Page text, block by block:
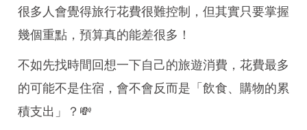
很多人會覺得旅行花費很難控制，但其實只要掌握
幾個重點，預算真的能差很多！
不如先找時間回想一下自己的旅遊消費，花費最多
的可能不是住宿，會不會反而是「飲食、購物的累
積支出」？💸